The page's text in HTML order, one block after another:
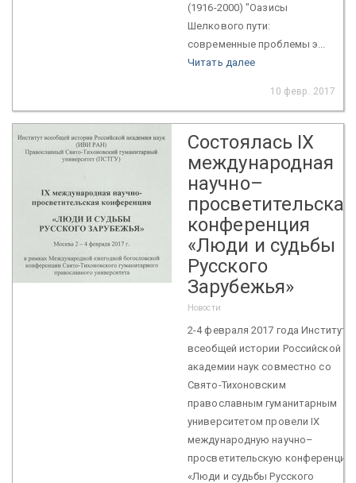
(1916-2000) "Оазисы
Шелкового пути:
современные проблемы э...
Читать далее
10 февр. 2017
Состоялась IX
международная
научно–
просветительская
конференция
«Люди и судьбы
Русского
Зарубежья»
Новости
2-4 февраля 2017 года Институт
всеобщей истории Российской
академии наук совместно со
Свято-Тихоновским
православным гуманитарным
университетом провели IX
международную научно–
просветительскую конференцию
«Люди и судьбы Русского